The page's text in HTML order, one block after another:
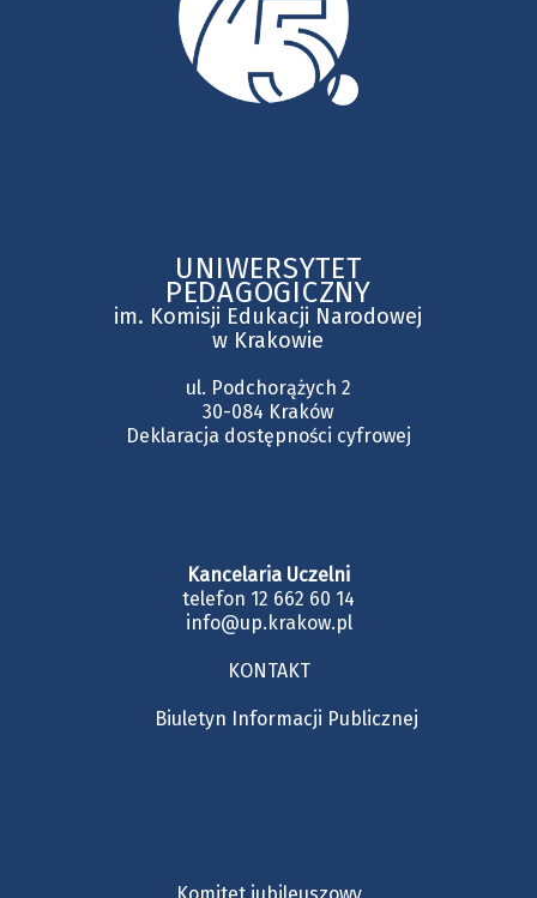
UNIWERSYTET
PEDAGOGICZNY
im. Komisji Edukacji Narodowej
w Krakowie
ul. Podchorążych 2
30-084 Kraków
Deklaracja dostępności cyfrowej
Kancelaria Uczelni
telefon 12 662 60 14
info@up.krakow.pl
KONTAKT
Biuletyn Informacji Publicznej
Komitet jubileuszowy